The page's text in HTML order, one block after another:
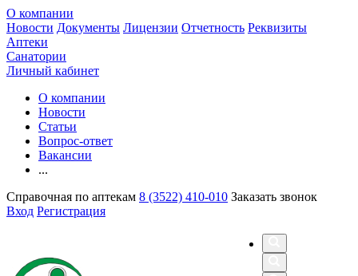
О компании
Новости Документы Лицензии Отчетность Реквизиты
Аптеки
Санатории
Личный кабинет
О компании
Новости
Статьи
Вопрос-ответ
Вакансии
...
Справочная по аптекам 8 (3522) 410-010 Заказать звонок
Вход Регистрация